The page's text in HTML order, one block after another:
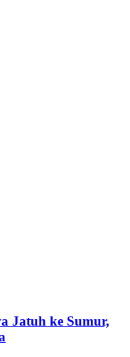
Jatuh ke Sumur,